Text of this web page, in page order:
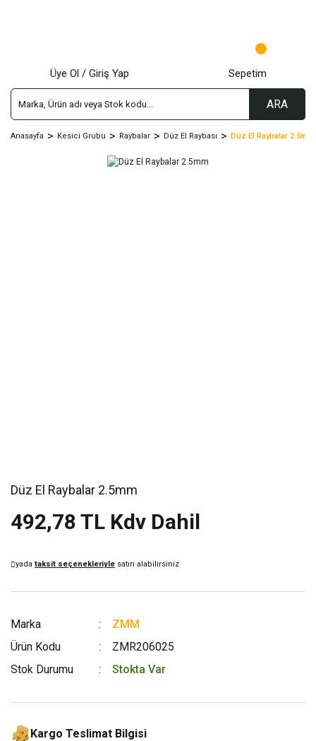
ARA
Üye Ol / Giriş Yap Sepetim
Anasayfa Kesici Grubu Raybalar Düz El Raybası Düz El Raybalar 2.5mm
Düz El Raybalar 2.5mm
492,78 TL Kdv Dahil
yada taksit seçenekleriyle satın alabilirsiniz
Marka
ZMM
Ürün Kodu
ZMR206025
Stok Durumu
Stokta Var
Kargo Teslimat Bilgisi